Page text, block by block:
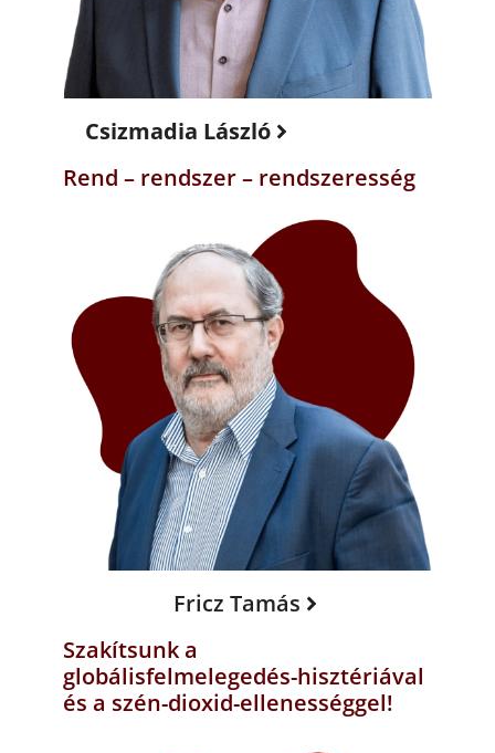
Csizmadia László
Rend – rendszer – rendszeresség
Fricz Tamás
Szakítsunk a
globálisfelmelegedés-hisztériával
és a szén-dioxid-ellenességgel!